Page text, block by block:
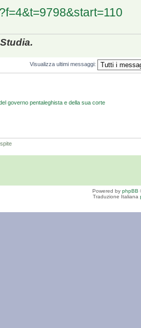
Visualizza ultimi messaggi:
governo pentaleghista e della sua corte
Powered by phpBB
Traduzione Italiana